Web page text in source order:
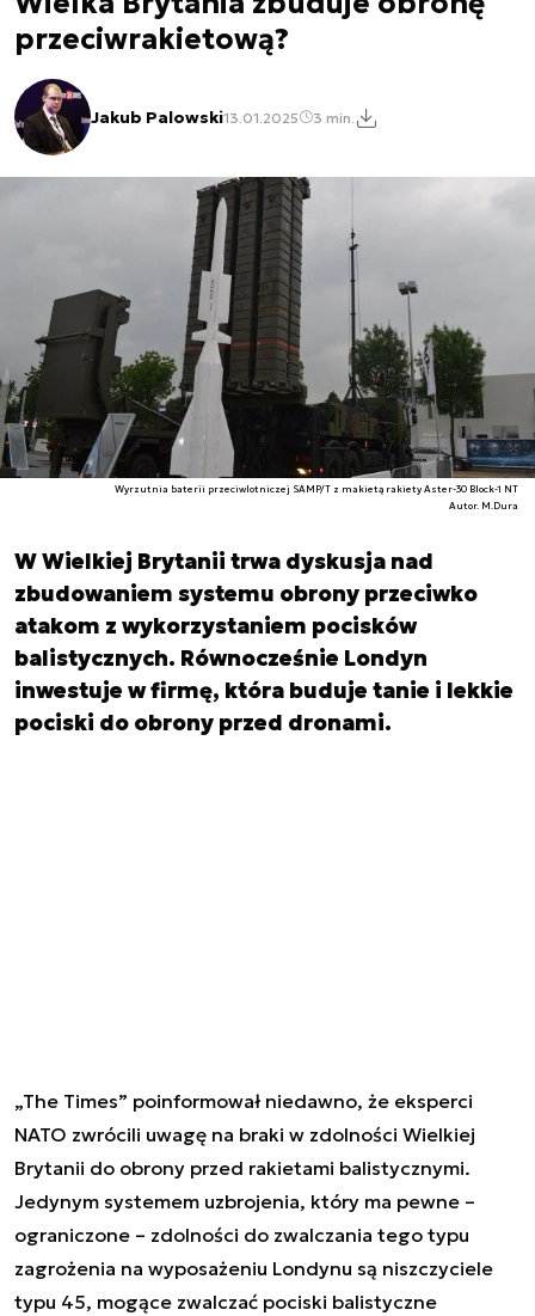
przeciwrakietową?
Jakub Palowski13.01.2025 3 min.
Wyrzutnia baterii przeciwlotniczej SAMP/T z makietą rakiety Aster-30 Block-1 NT
Autor. M.Dura
W Wielkiej Brytanii trwa dyskusja nad
zbudowaniem systemu obrony przeciwko
atakom z wykorzystaniem pocisków
balistycznych. Równocześnie Londyn
inwestuje w firmę, która buduje tanie i lekkie
pociski do obrony przed dronami.
„The Times” poinformował niedawno, że eksperci
NATO zwrócili uwagę na braki w zdolności Wielkiej
Brytanii do obrony przed rakietami balistycznymi.
Jedynym systemem uzbrojenia, który ma pewne –
ograniczone – zdolności do zwalczania tego typu
zagrożenia na wyposażeniu Londynu są niszczyciele
typu 45, mogące zwalczać pociski balistyczne